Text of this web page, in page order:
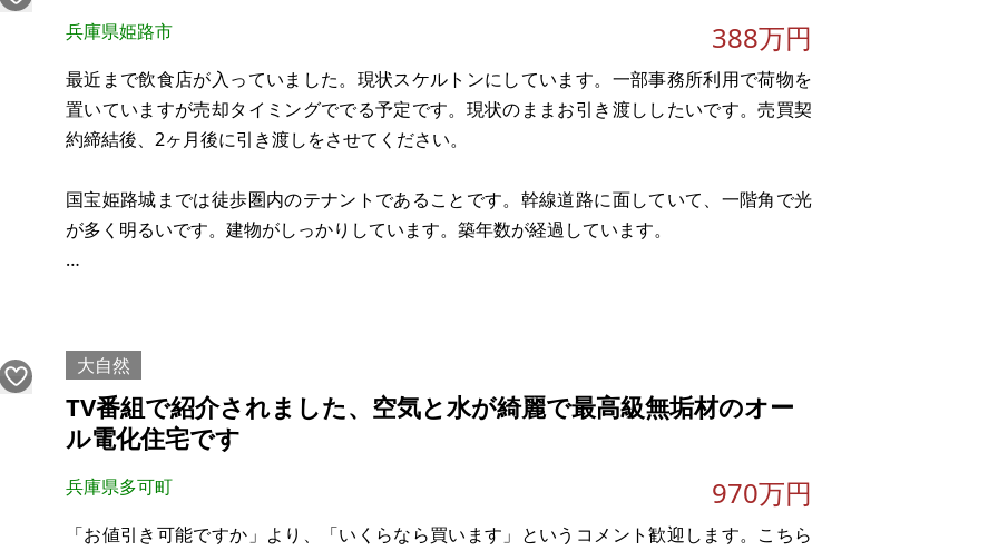
兵庫県姫路市 388万円
最近まで飲食店が入っていました。現状スケルトンにしています。一部事務所利用で荷物を
置いていますが売却タイミングででる予定です。現状のままお引き渡ししたいです。売買契
約締結後、2ヶ月後に引き渡しをさせてください。
国宝姫路城までは徒歩圏内のテナントであることです。幹線道路に面していて、一階角で光
が多く明るいです。建物がしっかりしています。築年数が経過しています。
土地：
建物：鉄筋コンクリート
構造：
現況：空き 一部事務所利用中
※現状有姿、および公簿売買でのお取引きとなります。
大自然
TV番組で紹介されました、空気と水が綺麗で最高級無垢材のオー
ル電化住宅です
兵庫県多可町 970万円
「お値引き可能ですか」より、「いくらなら買います」というコメント歓迎します。こちら